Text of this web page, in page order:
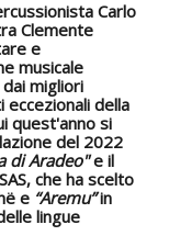
Carlo
Clemente
e
musicale
migliori
eccezionali della
quest'anno si
del 2022
di Aradeo"e il
, che ha scelto
e “Aremu”in
lingue